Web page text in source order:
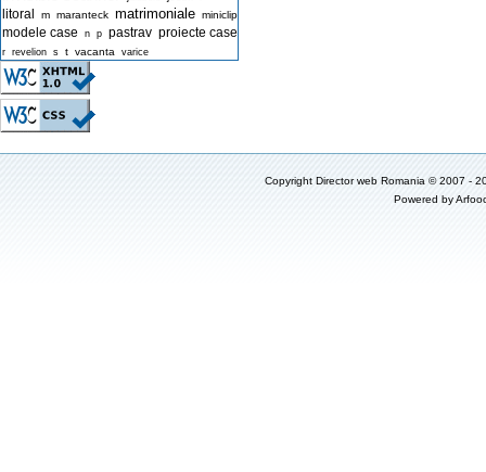
litoral m maranteck matrimoniale miniclip
modele case n p pastrav proiecte case
r revelion s t vacanta varice
CopyrightDirector web Romania © 2007 -
Powered by